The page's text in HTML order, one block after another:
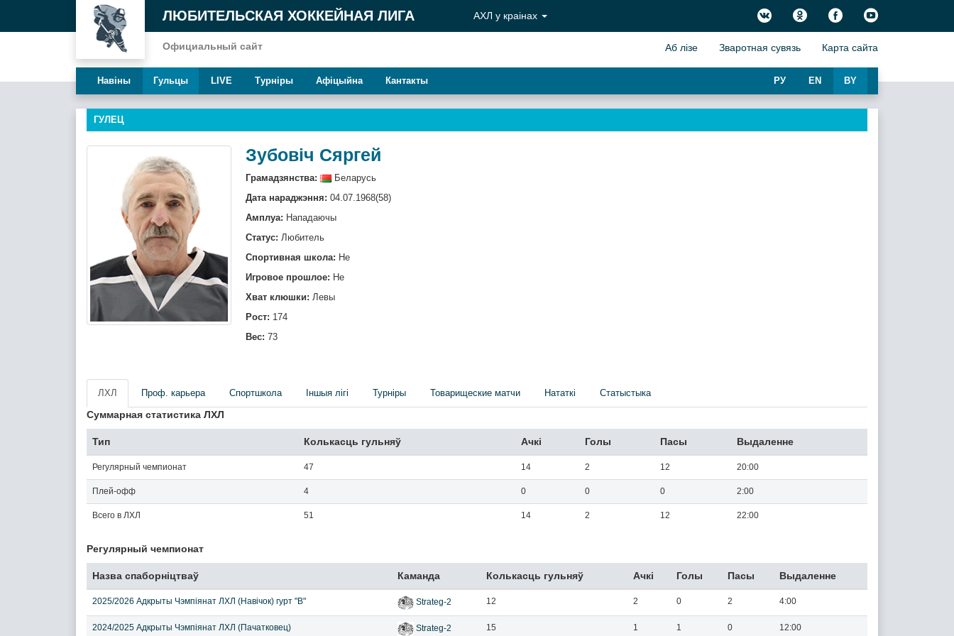
ЛЮБИТЕЛЬСКАЯ ХОККЕЙНАЯ ЛИГА
Официальный сайт
АХЛ у краiнах
Аб лiзе Зваротная сувязь Карта сайта
Навiны Гульцы LIVE Турнiры Афiцыйна Кантакты BY
EN
РУ
ГУЛЕЦ
Зубовіч Сяргей
Грамадзянства:
Беларусь
Дата нараджэння: 04.07.1968(58)
Амплуа: Нападаючы
Статус: Любитель
Спортивная школа: Не
Игровое прошлое: Не
Хват клюшки: Левы
Рост: 174
Вес: 73
ЛХЛ Проф. карьера Спортшкола Iншыя лігі Турніры Товарищеские матчи Нататкі Статыстыка
Суммарная статистика ЛХЛ
Тип Колькасць гульняў Ачкi Голы Пасы Выдаленне
Регулярный чемпионат 47 14 2 12 20:00
Плей-офф 4 0 0 0 2:00
Всего в ЛХЛ 51 14 2 12 22:00
Регулярный чемпионат
Назва спаборніцтваў Каманда Колькасць гульняў Ачкi Голы Пасы Выдаленне
2025/2026 Адкрыты Чэмпіянат ЛХЛ (Навічок) гурт "В" Strateg-2 12 2 0 2 4:00
2024/2025 Адкрыты Чэмпіянат ЛХЛ (Пачатковец) Strateg-2 15 1 1 0 12:00